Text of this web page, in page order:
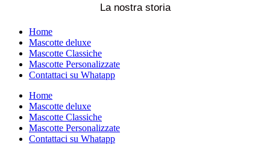
La nostra storia
Home
Mascotte deluxe
Mascotte Classiche
Mascotte Personalizzate
Contattaci su Whatapp
Home
Mascotte deluxe
Mascotte Classiche
Mascotte Personalizzate
Contattaci su Whatapp